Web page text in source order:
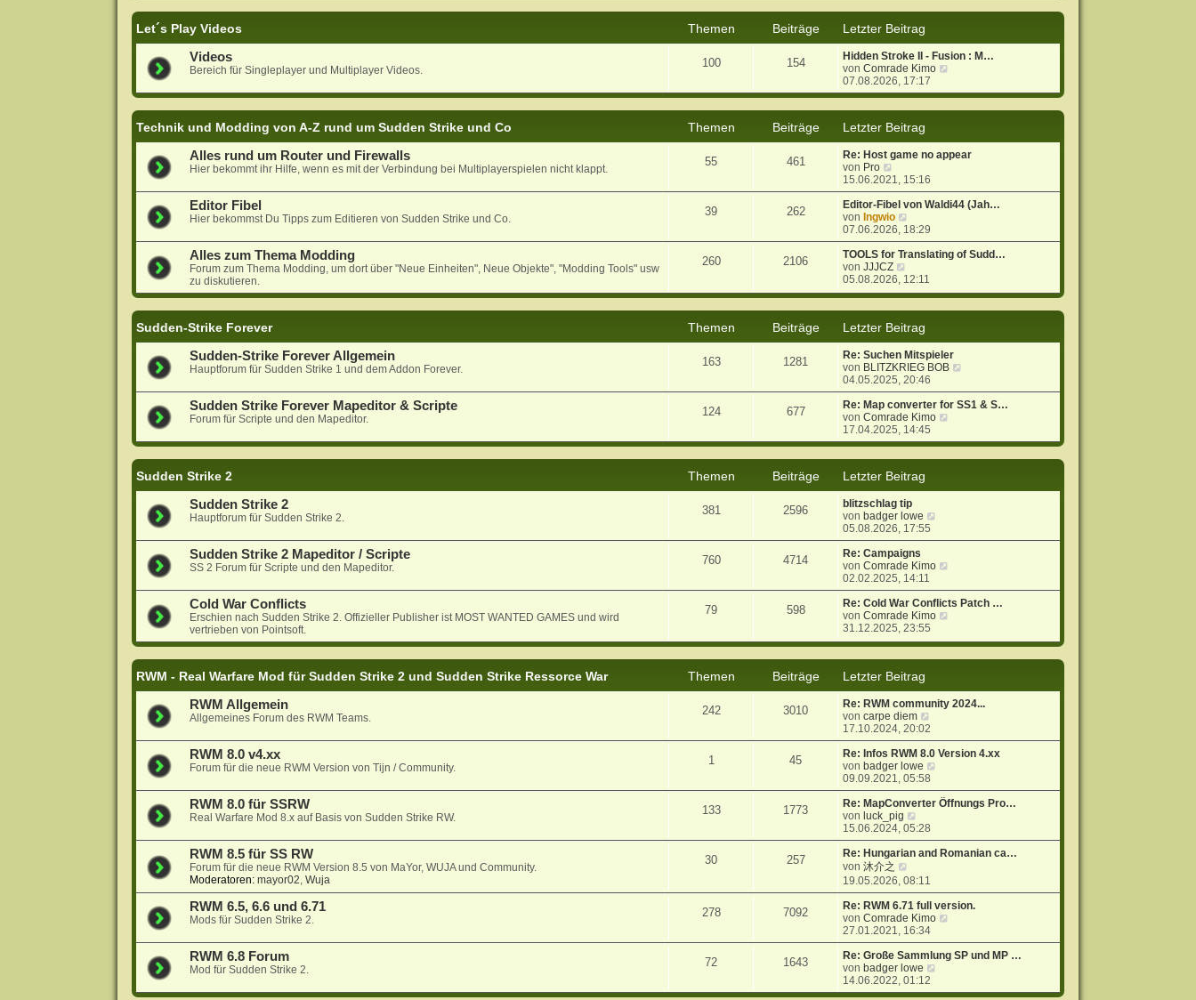
a
g
i
t
g
e
r
i
g
Let´s Play Videos Themen Beiträge
Letzter Beitrag
Videos
Bereich für Singleplayer und Multiplayer Videos.
100 154
Hidden Stroke II - Fusion : M…
vonComrade Kimo
u
e
r
i
t
g
07.08.2026, 17:17
Technik und Modding von A-Z rund um Sudden Strike und Co Themen Beiträge
Letzter Beitrag
Alles rund um Router und Firewalls
Hier bekommt ihr Hilfe, wenn es mit der Verbindung bei Multiplayerspielen nicht klappt.
55 461
Re: Host game no appear
von Pro
e
u
e
s
t
e
r
B
e
i
a
g
15.06.2021, 15:16
Editor Fibel
Hier bekommst Du Tipps zum Editieren von Sudden Strike und Co.
39 262
Editor-Fibel von Waldi44 (Jah…
von Ingwio
e
u
e
t
e
e
i
t
r
a
g
07.06.2026, 18:29
Alles zum Thema Modding
Forum zum Thema Modding, um dort über "Neue Einheiten", Neue Objekte", "Modding Tools" usw
zu diskutieren.
260 2106
TOOLS for Translating of Sudd…
vonJJJCZ
e
u
t
e
r
B
e
i
t
r
a
g
05.08.2026, 12:11
Sudden-Strike Forever Themen Beiträge
Letzter Beitrag
Sudden-Strike Forever Allgemein
Hauptforum für Sudden Strike 1 und dem Addon Forever.
163 1281
Re: Suchen Mitspieler
von BLITZKRIEG BOB
u
e
e
i
g
04.05.2025, 20:46
Sudden Strike Forever Mapeditor & Scripte
Forum für Scripte und den Mapeditor.
124 677
Re: Map converter for SS1 & S…
vonComrade Kimo
u
e
i
g
17.04.2025, 14:45
Sudden Strike 2 Themen Beiträge
Letzter Beitrag
Sudden Strike 2
Hauptforum für Sudden Strike 2.
381 2596
blitzschlag tip
von badger lowe
u
s
e
r
B
i
g
05.08.2026, 17:55
Sudden Strike 2 Mapeditor / Scripte
SS 2 Forum für Scripte und den Mapeditor.
760 4714
Re: Campaigns
vonComrade Kimo
u
e
e
i
g
02.02.2025, 14:11
Cold War Conflicts
Erschien nach Sudden Strike 2. Offizieller Publisher ist MOST WANTED GAMES und wird
vertrieben von Pointsoft.
79 598
Re: Cold War Conflicts Patch …
vonComrade Kimo
u
e
r
i
t
g
31.12.2025, 23:55
RWM - Real Warfare Mod für Sudden Strike 2 und Sudden Strike Ressorce War Themen Beiträge
Letzter Beitrag
RWM Allgemein
Allgemeines Forum des RWM Teams.
242 3010
Re: RWM community 2024...
voncarpe diem
u
e
s
e
r
i
t
g
17.10.2024, 20:02
RWM 8.0 v4.xx
Forum für die neue RWM Version von Tijn / Community.
1 45
Re: Infos RWM 8.0 Version 4.xx
von badger lowe
u
e
e
r
i
t
r
g
09.09.2021, 05:58
RWM 8.0 für SSRW
Real Warfare Mod 8.x auf Basis von Sudden Strike RW.
133 1773
Re: MapConverter Öffnungs Pro…
von luck_pig
e
u
e
t
e
r
B
e
i
t
r
a
g
15.06.2024, 05:28
RWM 8.5 für SS RW
Forum für die neue RWM Version 8.5 von MaYor, WUJA und Community.
Moderatoren: mayor02, Wuja
30 257
Re: Hungarian and Romanian ca…
von沐介之
e
u
e
s
t
e
r
B
e
i
19.05.2026, 08:11
RWM 6.5, 6.6 und 6.71
Mods für Sudden Strike 2.
278 7092
Re: RWM 6.71 full version.
vonComrade Kimo
u
e
e
27.01.2021, 16:34
RWM 6.8 Forum
Mod für Sudden Strike 2.
72 1643
Re: Große Sammlung SP und MP …
von badger lowe
u
14.06.2022, 01:12